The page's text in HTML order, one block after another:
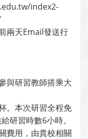
index2-
兩天Email發送行
與研習教師搭乘大
。本次研習全程免
研習時數6小時。
費用，由貴校相關